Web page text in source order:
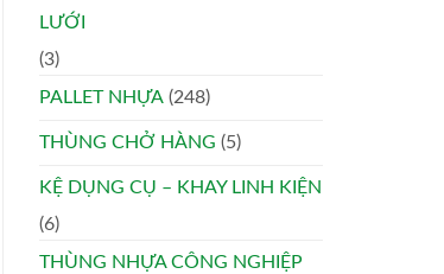
LƯỚI
(3)
PALLET NHỰA (248)
THÙNG CHỞ HÀNG (5)
KỆ DỤNG CỤ – KHAY LINH KIỆN
(6)
THÙNG NHỰA CÔNG NGHIỆP